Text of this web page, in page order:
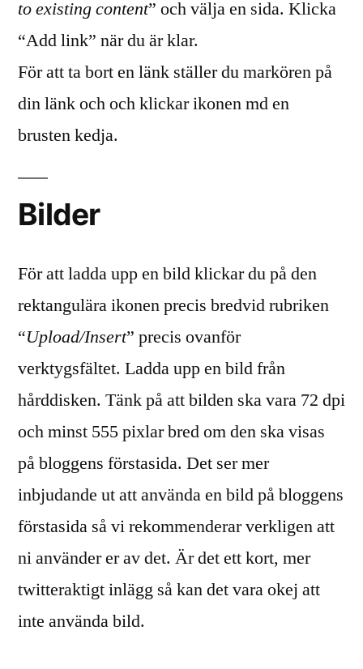
to existing content” och välja en sida. Klicka
“Add link” när du är klar.
För att ta bort en länk ställer du markören på
din länk och och klickar ikonen md en
brusten kedja.
Bilder
För att ladda upp en bild klickar du på den
rektangulära ikonen precis bredvid rubriken
“Upload/Insert” precis ovanför
verktygsfältet. Ladda upp en bild från
hårddisken. Tänk på att bilden ska vara 72 dpi
och minst 555 pixlar bred om den ska visas
på bloggens förstasida. Det ser mer
inbjudande ut att använda en bild på bloggens
förstasida så vi rekommenderar verkligen att
ni använder er av det. Är det ett kort, mer
twitteraktigt inlägg så kan det vara okej att
inte använda bild.